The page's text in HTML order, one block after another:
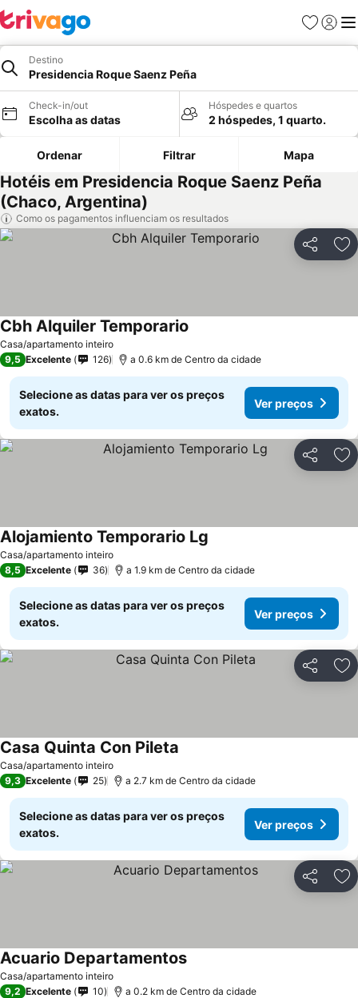
Favoritos
Iniciar
Destino
Presidencia Roque Saenz Peña
Check-in/out
Escolha as datas
Hóspedes e quartos
2 hóspedes, 1 quarto.
Ordenar Filtrar Mapa
Hotéis em Presidencia Roque Saenz Peña
(Chaco, Argentina)
Como os pagamentos influenciam os resultados
Partilhar
Casa/apartamento inteiro
Cbh Alquiler Temporario
9,5 Excelente 126 a 0.6 km de Centro da cidade
Selecione as datas para ver os preços
exatos.
Ver preços
Partilhar
Casa/apartamento inteiro
Alojamiento Temporario Lg
8,5 Excelente 36 a 1.9 km de Centro da cidade
Selecione as datas para ver os preços
exatos.
Ver preços
Partilhar
Casa/apartamento inteiro
Casa Quinta Con Pileta
9,3 Excelente 25 a 2.7 km de Centro da cidade
Selecione as datas para ver os preços
exatos.
Ver preços
Partilhar
Casa/apartamento inteiro
Acuario DepartamentosVer preços
9,2 Excelente 10 a 0.2 km de Centro da cidade